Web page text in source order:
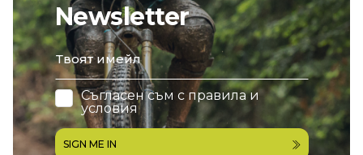
Newsletter
email
Съгласен съм с правила и
условия
SIGN ME IN